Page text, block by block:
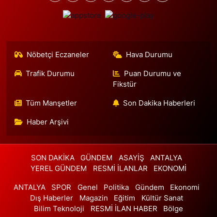
0 (216) 327 27 77 Yol Tarifi Al
Orhan Gazi Mahallesi Mercedes Bulvarı 41IG Avrupark Hayat Sitesi
dükkanları - Hoşdere-Hadımköy Yolu üzerinde, Baykar'a gelmeden
Melis Hanlı Eczanesi
Erenköy Mahallesi Ömerpaşa Sokak 54 A
0 (216) 550 77 77 Yol Tarifi Al
Üsküdar Çarşı Eczanesi
Nöbetçi Eczaneler Hava Durumu
Trafik Durumu
Puan Durumu ve
Fikstür
Tüm Manşetler Son Dakika Haberleri
Haber Arşivi
SON DAKİKA GÜNDEM ASAYİŞ
ANTALYA
YEREL GÜNDEM
RESMİ İLANLAR EKONOMİ
ANTALYA SPOR Genel Politika Gündem
Ekonomi
Dış Haberler
Magazin Eğitim
Kültür Sanat
Bilim Teknoloji
RESMİ İLAN HABER Bölge